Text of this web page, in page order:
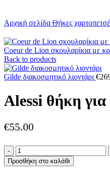
Αρχική σελίδα Θήκες
Coeur de Lion σκουλαρίκια με
Back to products
Gilde διακοσμητικό λιοντάρι €
Alessi θήκη
€55.00
Alessi
θήκη
για
Προσθήκη στο καλάθι